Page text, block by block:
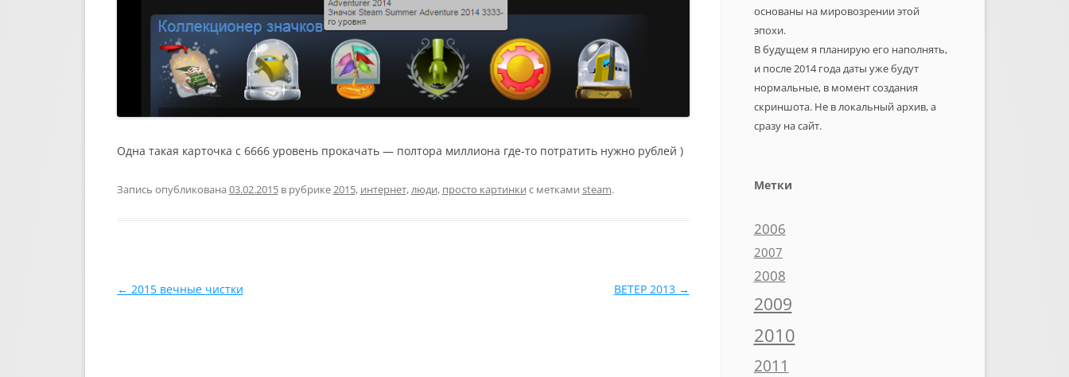
Одна такая карточка с 6666 уровень прокачать — полтора миллиона где-то потратить нужно рублей )
Запись опубликована 03.02.2015в рубрике2015, интернет,люди, просто картинки с метками steam.
Навигация по записям
← 2015 вечные чистки ВЕТЕР 2013 →
основаны на мировозрении этой
эпохи.
В будущем я планирую его наполнять,
и после 2014 года даты уже будут
нормальные, в момент создания
скриншота. Не в локальный архив, а
сразу на сайт.
Метки
2006
2007
2008
2009
2010
2011